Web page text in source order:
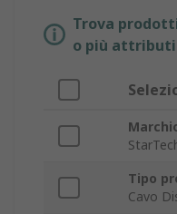
Trova
o più
Tipo
Cavo